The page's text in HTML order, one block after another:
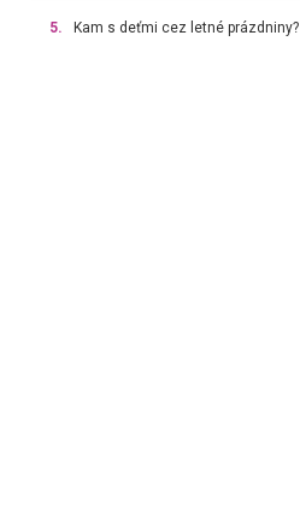
5. Kam s deťmi cez letné prázdniny?